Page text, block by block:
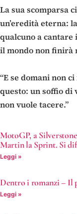
La sua scomparsa
un’eredità eterna:
qualcuno a cantare
il mondo non finirà
“E se domani non
questo: un soffio di
non vuole tacere.”
MotoGP, a
Martin la Sprint. Si
Leggi »
Dentro i romanzi – Il
Leggi »